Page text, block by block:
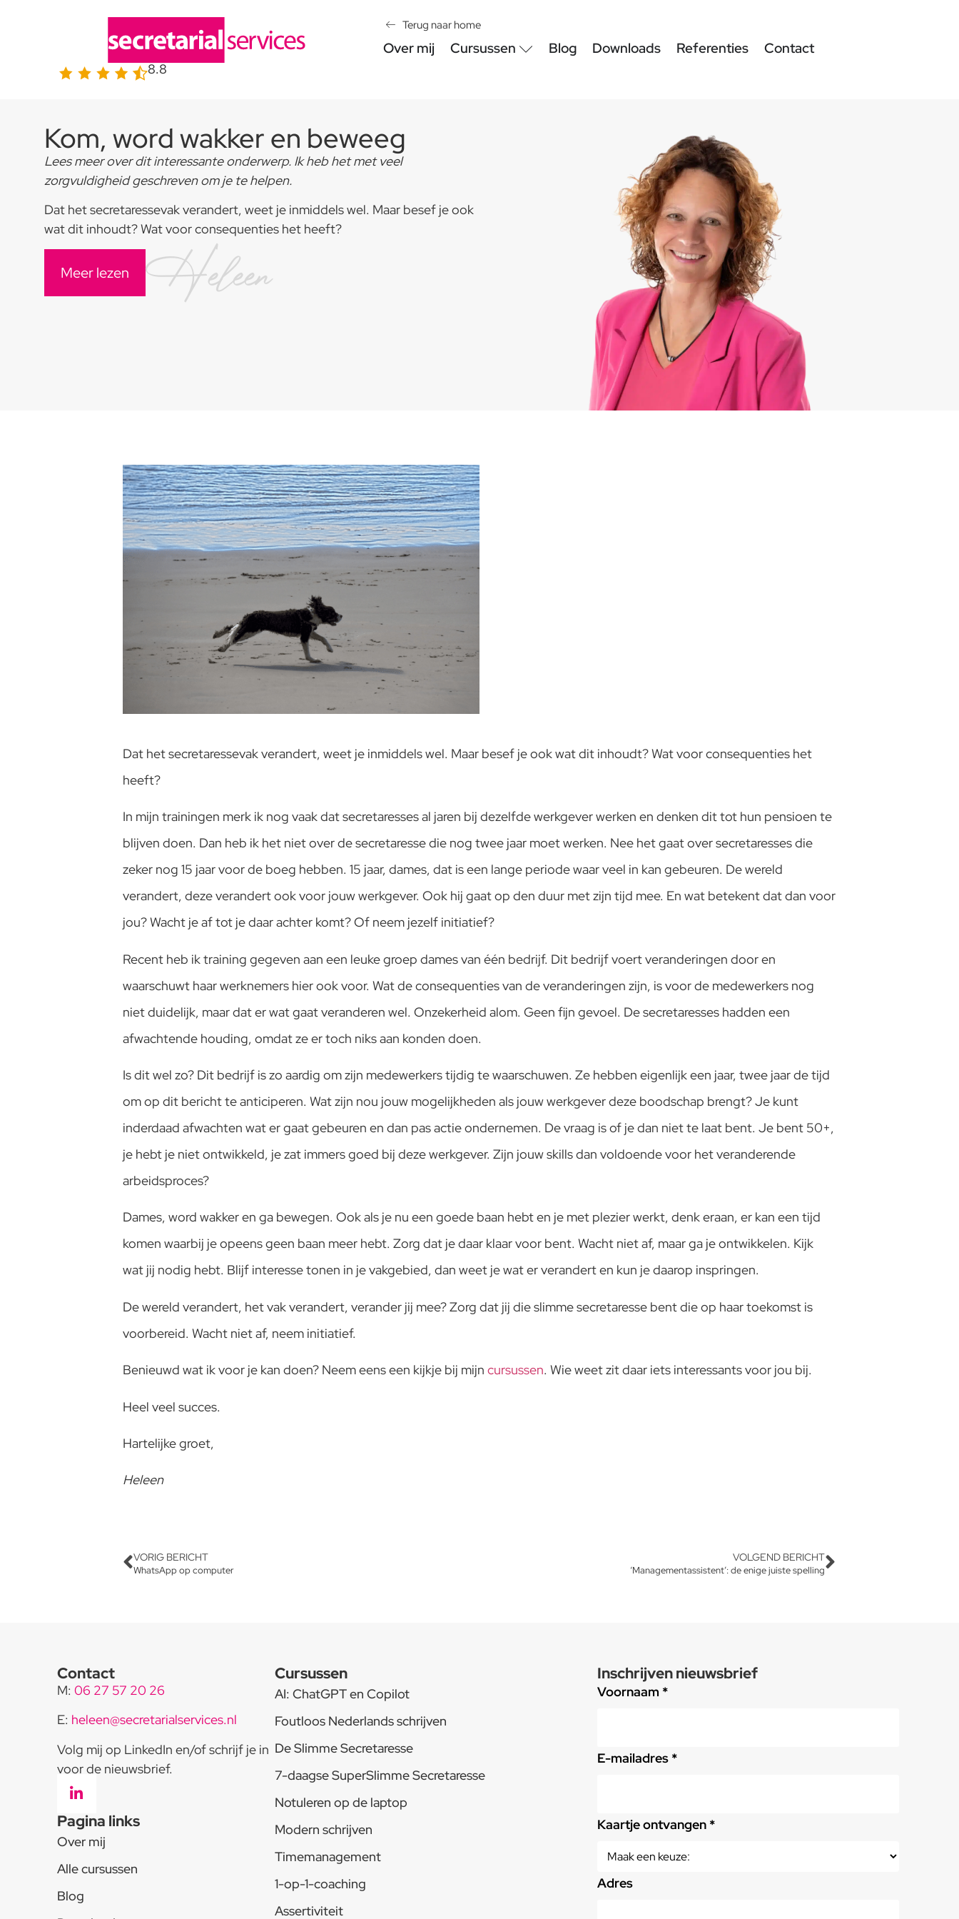
8.8
Terug naar home
Over mij Cursussen Blog Downloads Referenties Contact
Kom, word wakker en beweeg
Lees meer over dit interessante onderwerp. Ik heb het met veel
zorgvuldigheid geschreven om je te helpen.
Dat het secretaressevak verandert, weet je inmiddels wel. Maar besef je ook
wat dit inhoudt? Wat voor consequenties het heeft?
Meer lezen Heleen
Dat het secretaressevak verandert, weet je inmiddels wel. Maar besef je ook wat dit inhoudt? Wat voor consequenties het
heeft?
In mijn trainingen merk ik nog vaak dat secretaresses al jaren bij dezelfde werkgever werken en denken dit tot hun pensioen te
blijven doen. Dan heb ik het niet over de secretaresse die nog twee jaar moet werken. Nee het gaat over secretaresses die
zeker nog 15 jaar voor de boeg hebben. 15 jaar, dames, dat is een lange periode waar veel in kan gebeuren. De wereld
verandert, deze verandert ook voor jouw werkgever. Ook hij gaat op den duur met zijn tijd mee. En wat betekent dat dan voor
jou? Wacht je af tot je daar achter komt? Of neem jezelf initiatief?
Recent heb ik training gegeven aan een leuke groep dames van één bedrijf. Dit bedrijf voert veranderingen door en
waarschuwt haar werknemers hier ook voor. Wat de consequenties van de veranderingen zijn, is voor de medewerkers nog
niet duidelijk, maar dat er wat gaat veranderen wel. Onzekerheid alom. Geen fijn gevoel. De secretaresses hadden een
afwachtende houding, omdat ze er toch niks aan konden doen.
Is dit wel zo? Dit bedrijf is zo aardig om zijn medewerkers tijdig te waarschuwen. Ze hebben eigenlijk een jaar, twee jaar de tijd
om op dit bericht te anticiperen. Wat zijn nou jouw mogelijkheden als jouw werkgever deze boodschap brengt? Je kunt
inderdaad afwachten wat er gaat gebeuren en dan pas actie ondernemen. De vraag is of je dan niet te laat bent. Je bent 50+,
je hebt je niet ontwikkeld, je zat immers goed bij deze werkgever. Zijn jouw skills dan voldoende voor het veranderende
arbeidsproces?
Dames, word wakker en ga bewegen. Ook als je nu een goede baan hebt en je met plezier werkt, denk eraan, er kan een tijd
komen waarbij je opeens geen baan meer hebt. Zorg dat je daar klaar voor bent. Wacht niet af, maar ga je ontwikkelen. Kijk
wat jij nodig hebt. Blijf interesse tonen in je vakgebied, dan weet je wat er verandert en kun je daarop inspringen.
De wereld verandert, het vak verandert, verander jij mee? Zorg dat jij die slimme secretaresse bent die op haar toekomst is
voorbereid. Wacht niet af, neem initiatief.
Benieuwd wat ik voor je kan doen? Neem eens een kijkje bij mijn cursussen. Wie weet zit daar iets interessants voor jou bij.
Heel veel succes.
Hartelijke groet,
Heleen
VORIG BERICHT
WhatsApp op computer
VOLGEND BERICHT
‘Managementassistent’: de enige juiste spelling
Contact
M: 06 27 57 20 26
E: heleen@secretarialservices.nl
Volg mij op LinkedIn en/of schrijf je in
voor de nieuwsbrief.
Pagina links
Over mij
Alle cursussen
Blog
Cursussen
AI: ChatGPT en Copilot
Foutloos Nederlands schrijven
De Slimme Secretaresse
7-daagse SuperSlimme Secretaresse
Notuleren op de laptop
Modern schrijven
Timemanagement
1-op-1-coaching
Assertiviteit
Inschrijven nieuwsbrief
Voornaam *
E-mailadres *
Kaartje ontvangen *
Adres